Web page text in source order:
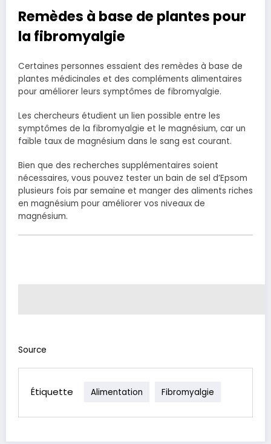
Remèdes à base de plantes pour
la fibromyalgie
Certaines personnes essaient des remèdes à base de
plantes médicinales et des compléments alimentaires
pour améliorer leurs symptômes de fibromyalgie.
Les chercheurs étudient un lien possible entre les
symptômes de la fibromyalgie et le magnésium, car un
faible taux de magnésium dans le sang est courant.
Bien que des recherches supplémentaires soient
nécessaires, vous pouvez tester un bain de sel d’Epsom
plusieurs fois par semaine et manger des aliments riches
en magnésium pour améliorer vos niveaux de
magnésium.
Source
Étiquette Alimentation Fibromyalgie